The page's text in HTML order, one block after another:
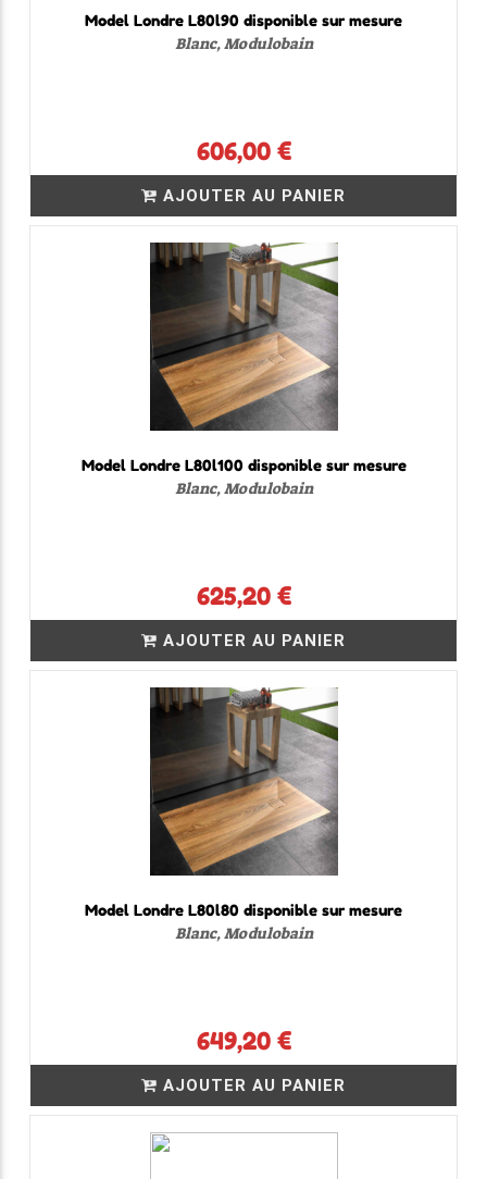
Model Londre L80l90 disponible sur mesure
Blanc, Modulobain
606,00 €
AJOUTER AU PANIER
Model Londre L80l100 disponible sur mesure
Blanc, Modulobain
625,20 €
AJOUTER AU PANIER
Model Londre L80l80 disponible sur mesure
Blanc, Modulobain
649,20 €
AJOUTER AU PANIER